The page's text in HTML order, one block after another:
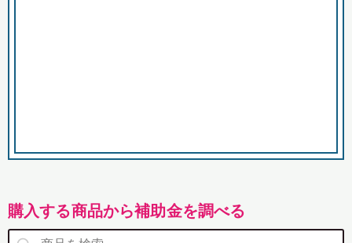
購入する商品から補助金を調べる